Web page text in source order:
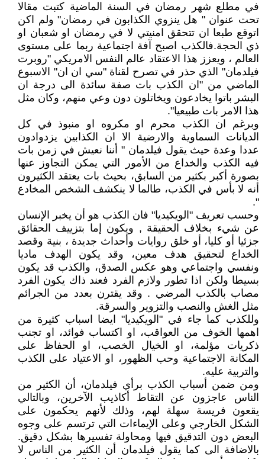
في مطلع شهر رمضان في السنة الماضية كتبت مقالا
تحت عنوان " هل ينزوي الكذابون في رمضان" ولم اكن
اتوقع طبعا ان تتحقق امنيتي لا في رمضان او شعبان او
ذي الحجة.فالكذب اصبح آفة اجتماعية ربما على مستوى
العالم ، ويعزز هذا الاعتقاد عالم النفس الامريكي "روبرت
فيلدمان" الذي حذر في تصرح لقناة "سي ان ان" الاسبوع
الماضي من "ان الكذب بات صفة سائدة الى درجة ان
البشر باتوا يخادعون ويخاتلون دون وعي منهم، وكان مثل
هذا الامر بات طبيعيا".
وبرغم ان الكذب محرم او مكروه او منبوذ في كل
الديانات السماوية والارضية الا ان الكذابين يزدوادون
عددا وعدة حيث يقول فيلدمان " أننا نعيش في زمن بات
فيه الكذب والخداع من الأمور التي يمكن التجاوز عنها
بصورة أكبر بكثير من السابق، بحيث بات يعتقد الكثيرون
أنه لا بأس في الكذب، طالما لا ينكشف الشخص المخادع
".
وحسب تعريف "الويكيديا" فان الكذب هو أن يخبر الإنسان
عن شيء بخلاف الحقيقة , ويكون إما بتزييف الحقائق
جزئيا أو كليا، أو خلق روايات وأحداث جديدة ، بنية وقصد
الخداع لتحقيق هدف معين، وقد يكون الهدف ماديا
ونفسي واجتماعي وهو عكس الصدق، والكذب قد يكون
بسيطا ولكن اذا تطور ولازم الفرد فعند ذاك يكون الفرد
مصاب بالكذب المرضي . وقد يقترن بعدد من الجرائم
مثل الغش والنصب والتزوير والسرقة.
وللكذب كما جاء في "الويكيديا" ايضا اسباب كثيرة من
اهمها الخوف من العواقب، او اكتساب فوائد، او تجنب
ذكريات مؤلمة، او الخيال الخصب، او الحفاظ على
المكانة الاجتماعية وحب الظهور، او الاعتياد على الكذب
والتربية عليه.
ومن ضمن أسباب الكذب برأي فيلدمان، أن الكثير من
الناس عاجزون عن التقاط أكاذيب الآخرين، وبالتالي
يقعون فريسة سهلة لهم، وذلك لأنهم يحكمون على
الشكل الخارجي وعلى الإيماءات التي ترتسم على وجوه
البعض دون التدقيق فيها ومحاولة تفسيرها بشكل دقيق.
بالاضافة الى كما يقول فيلدمان أن الكثير من الناس لا